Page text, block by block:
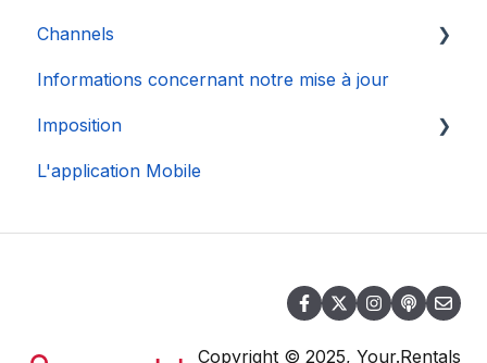
Channels
Connexion de Compte
Informations concernant notre mise à jour
Imposition
DAC 7
L'application Mobile
Copyright © 2025, Your.Rentals